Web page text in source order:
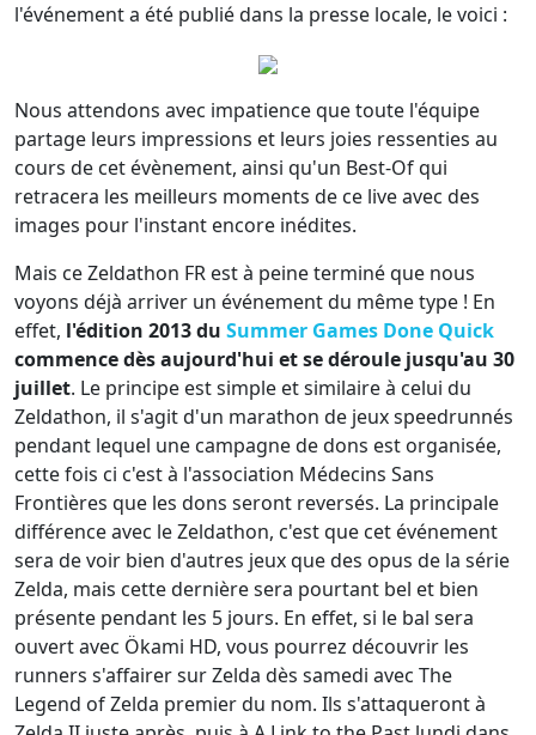
l'événement a été publié dans la presse locale, le voici :
Nous attendons avec impatience que toute l'équipe
partage leurs impressions et leurs joies ressenties au
cours de cet évènement, ainsi qu'un Best-Of qui
retracera les meilleurs moments de ce live avec des
images pour l'instant encore inédites.
Mais ce Zeldathon FR est à peine terminé que nous
voyons déjà arriver un événement du même type ! En
effet, l'édition 2013 du Summer Games Done Quick
commence dès aujourd'hui et se déroule jusqu'au 30
juillet. Le principe est simple et similaire à celui du
Zeldathon, il s'agit d'un marathon de jeux speedrunnés
pendant lequel une campagne de dons est organisée,
cette fois ci c'est à l'association Médecins Sans
Frontières que les dons seront reversés. La principale
différence avec le Zeldathon, c'est que cet événement
sera de voir bien d'autres jeux que des opus de la série
Zelda, mais cette dernière sera pourtant bel et bien
présente pendant les 5 jours. En effet, si le bal sera
ouvert avec Ökami HD, vous pourrez découvrir les
runners s'affairer sur Zelda dès samedi avec The
Legend of Zelda premier du nom. Ils s'attaqueront à